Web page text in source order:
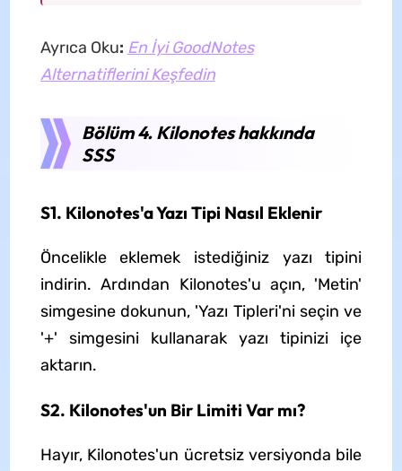
Ayrıca Oku: En İyi GoodNotes
Alternatiflerini Keşfedin
Bölüm 4. Kilonotes hakkında
SSS
S1. Kilonotes'a Yazı Tipi Nasıl Eklenir
Öncelikle eklemek istediğiniz yazı tipini
indirin. Ardından Kilonotes'u açın, 'Metin'
simgesine dokunun, 'Yazı Tipleri'ni seçin ve
'+' simgesini kullanarak yazı tipinizi içe
aktarın.
S2. Kilonotes'un Bir Limiti Var mı?
Hayır, Kilonotes'un ücretsiz versiyonda bile